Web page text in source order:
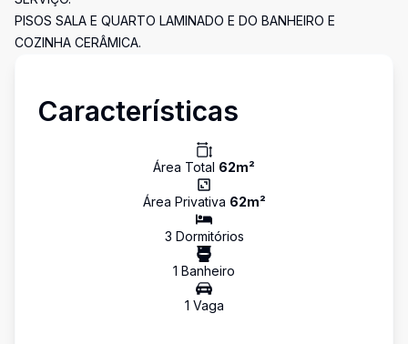
PISOS SALA E QUARTO LAMINADO E DO BANHEIRO E
COZINHA CERÂMICA.
Características
Área Total 62m²
Área Privativa 62m²
3 Dormitórios
1 Banheiro
1 Vaga